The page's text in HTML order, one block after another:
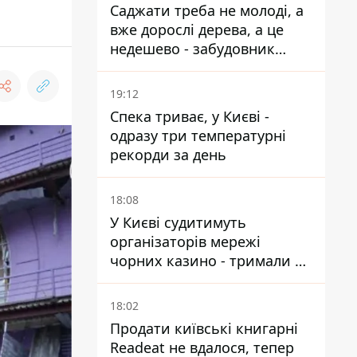
Саджати треба не молоді, а
вже дорослі дерева, а це
недешево - забудовник
Ніконов
19:12
Спека триває, у Києві -
одразу три температурні
рекорди за день
18:08
У Києві судитимуть
організаторів мережі
чорних казино - тримали 39
закладів
18:02
Продати київські книгарні
Readeat не вдалося, тепер